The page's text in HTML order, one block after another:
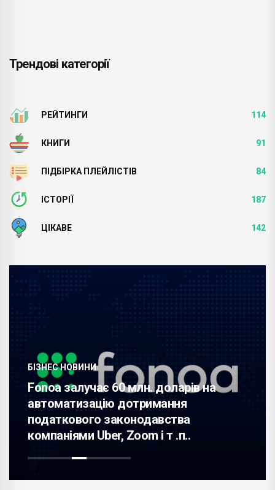
Трендові категорії
РЕЙТИНГИ 114
КНИГИ 91
ПІДБІРКА ПЛЕЙЛІСТІВ 84
ІСТОРІЇ 187
ЦІКАВЕ 142
БІЗНЕС НОВИНИ
Fonoa залучає 60 млн. доларів на
автоматизацію дотримання
податкового законодавства
компаніями Uber, Zoom і т .п..